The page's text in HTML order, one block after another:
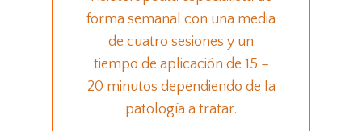
forma semanal con una media
de cuatro sesiones y un
tiempo de aplicación de 15 –
20 minutos dependiendo de la
patología a tratar.